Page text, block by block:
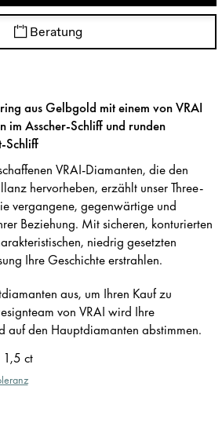
Beratung
aus Gelbgold mit einem von VRAI
im Asscher-Schliff und runden
Schliff
VRAI-Diamanten, die den
hervorheben, erzählt unser Three-
vergangene, gegenwärtige und
Beziehung. Mit sicheren, konturierten
niedrig gesetzten
Ihre Geschichte erstrahlen.
aus, um Ihren Kauf zu
von VRAI wird Ihre
auf den Hauptdiamanten abstimmen.
1,5 ct